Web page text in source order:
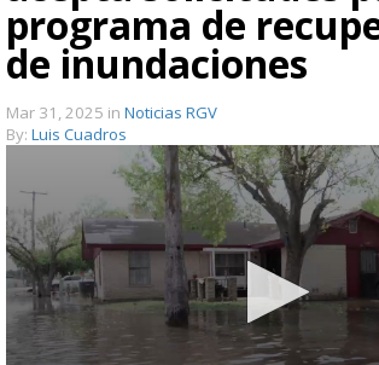
programa de
de inundaciones
Mar 31, 2025 in Noticias RGV
By: Luis Cuadros